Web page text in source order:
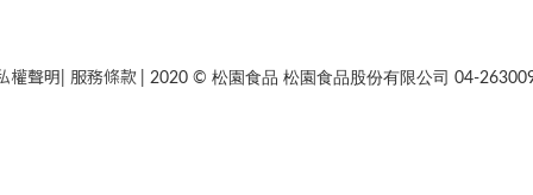
權聲明 服務條款 | 2020 © 松園食品 松園食品股份有限公司 04-